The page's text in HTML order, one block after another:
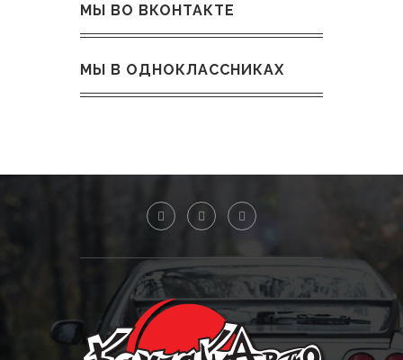
МЫ ВО ВКОНТАКТЕ
МЫ В ОДНОКЛАССНИКАХ